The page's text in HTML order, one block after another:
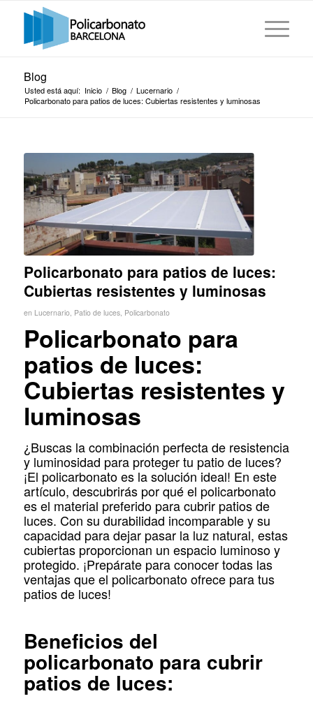
Blog
Usted está aquí: Inicio / Blog / Lucernario /
Policarbonato para patios de luces: Cubiertas resistentes y luminosas
Policarbonato para patios de luces:
Cubiertas resistentes y luminosas
en Lucernario, Patio de luces, Policarbonato
Policarbonato para
patios de luces:
Cubiertas resistentes y
luminosas
¿Buscas la combinación perfecta de resistencia
y luminosidad para proteger tu patio de luces?
¡El policarbonato es la solución ideal! En este
artículo, descubrirás por qué el policarbonato
es el material preferido para cubrir patios de
luces. Con su durabilidad incomparable y su
capacidad para dejar pasar la luz natural, estas
cubiertas proporcionan un espacio luminoso y
protegido. ¡Prepárate para conocer todas las
ventajas que el policarbonato ofrece para tus
patios de luces!
Beneficios del
policarbonato para cubrir
patios de luces: